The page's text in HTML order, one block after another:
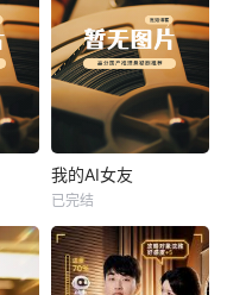
热播
我的AI女友
未知
我的AI女友
已完结